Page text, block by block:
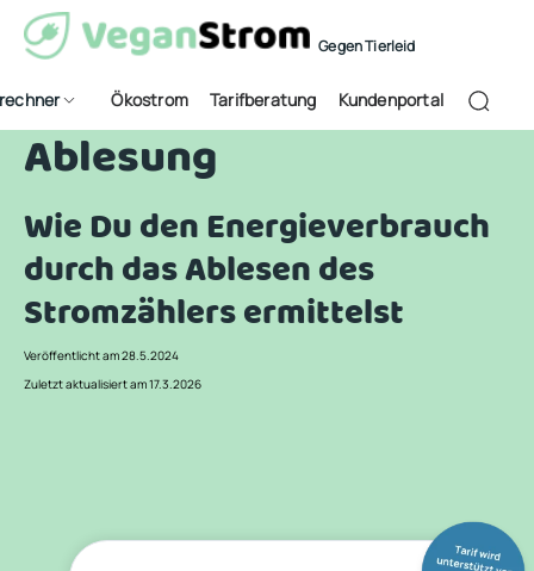
Gegen Tierleid
Ökostrom Tarifberatung Kundenportal
Ablesung
Wie Du den Energieverbrauch
durch das Ablesen des
Stromzählers ermittelst
Veröffentlicht am 28.5.2024
Zuletzt aktualisiert am 17.3.2026